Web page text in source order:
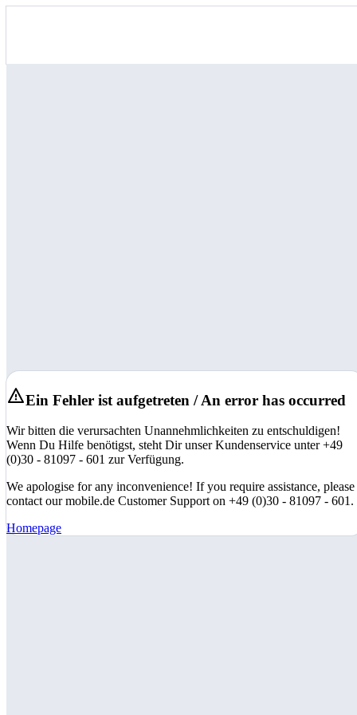
Ein Fehler ist aufgetreten / An error has occurred
Wir bitten die verursachten Unannehmlichkeiten zu entschuldigen!
Wenn Du Hilfe benötigst, steht Dir unser Kundenservice unter +49
(0)30 - 81097 - 601 zur Verfügung.
We apologise for any inconvenience! If you require assistance, please
contact our mobile.de Customer Support on +49 (0)30 - 81097 - 601.
Homepage